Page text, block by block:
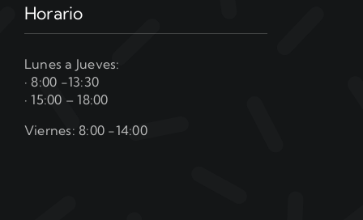
Horario
Lunes a Jueves:
· 8:00 -13:30
· 15:00 – 18:00
Viernes: 8:00 -14:00